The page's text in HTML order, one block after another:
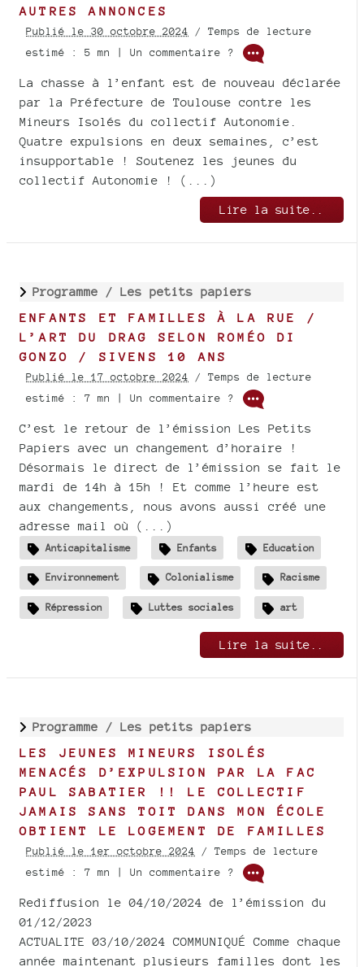
AUTRES ANNONCES
Publié le 30 octobre 2024 / Temps de lecture
estimé : 5 mn | Un commentaire ?
La chasse à l’enfant est de nouveau déclarée
par la Préfecture de Toulouse contre les
Mineurs Isolés du collectif Autonomie.
Quatre expulsions en deux semaines, c’est
insupportable ! Soutenez les jeunes du
collectif Autonomie ! (...)
Lire la suite..
Programme / Les petits papiers
ENFANTS ET FAMILLES À LA RUE /
L’ART DU DRAG SELON ROMÉO DI
GONZO / SIVENS 10 ANS
Publié le 17 octobre 2024 / Temps de lecture
estimé : 7 mn | Un commentaire ?
C’est le retour de l’émission Les Petits
Papiers avec un changement d’horaire !
Désormais le direct de l’émission se fait le
mardi de 14h à 15h ! Et comme l’heure est
aux changements, nous avons aussi créé une
adresse mail où (...)
Anticapitalisme Enfants Education
Environnement Colonialisme Racisme
Répression Luttes sociales art
Lire la suite..
Programme / Les petits papiers
LES JEUNES MINEURS ISOLÉS
MENACÉS D’EXPULSION PAR LA FAC
PAUL SABATIER !! LE COLLECTIF
JAMAIS SANS TOIT DANS MON ÉCOLE
OBTIENT LE LOGEMENT DE FAMILLES
Publié le 1er octobre 2024 / Temps de lecture
estimé : 7 mn | Un commentaire ?
Rediffusion le 04/10/2024 de l’émission du
01/12/2023
ACTUALITE 03/10/2024 COMMUNIQUÉ Comme chaque
année maintenant plusieurs familles dont les